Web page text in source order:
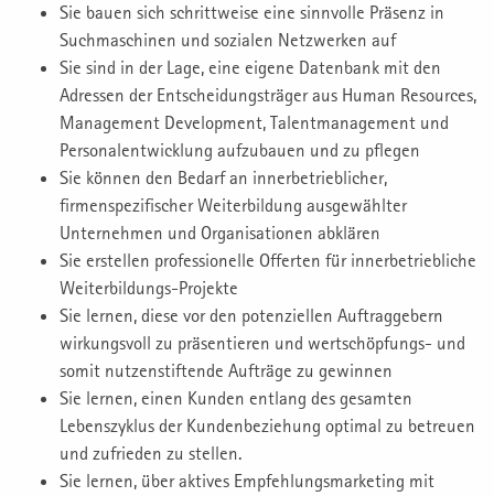
Sie bauen sich schrittweise eine sinnvolle Präsenz in
Suchmaschinen und sozialen Netzwerken auf
Sie sind in der Lage, eine eigene Datenbank mit den
Adressen der Entscheidungsträger aus Human Resources,
Management Development, Talentmanagement und
Personalentwicklung aufzubauen und zu pflegen
Sie können den Bedarf an innerbetrieblicher,
firmenspezifischer Weiterbildung ausgewählter
Unternehmen und Organisationen abklären
Sie erstellen professionelle Offerten für innerbetriebliche
Weiterbildungs-Projekte
Sie lernen, diese vor den potenziellen Auftraggebern
wirkungsvoll zu präsentieren und wertschöpfungs- und
somit nutzenstiftende Aufträge zu gewinnen
Sie lernen, einen Kunden entlang des gesamten
Lebenszyklus der Kundenbeziehung optimal zu betreuen
und zufrieden zu stellen.
Sie lernen, über aktives Empfehlungsmarketing mit